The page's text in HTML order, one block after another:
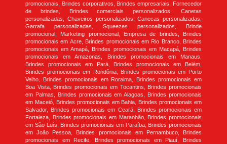
promocionais, Brindes corporativos, Brindes empresariais, Fornecedor
de brindes, Brindes comerciais personalizados, Canetas
personalizadas, Chaveiros personalizados, Canecas personalizadas,
Garrafa personalizadas, Squeezes personalizados, Brinde
promocional, Marketing promocional, Empresa de brindes, Brindes
promocionais em Acre, Brindes promocionais em Rio Branco, Brindes
promocionais em Amapá, Brindes promocionais em Macapá, Brindes
promocionais em Amazonas, Brindes promocionais em Manaus,
Brindes promocionais em Pará, Brindes promocionais em Belém,
Brindes promocionais em Rondônia, Brindes promocionais em Porto
Velho, Brindes promocionais em Roraima, Brindes promocionais em
Boa Vista, Brindes promocionais em Tocantins, Brindes promocionais
em Palmas, Brindes promocionais em Alagoas, Brindes promocionais
em Maceió, Brindes promocionais em Bahia, Brindes promocionais em
Salvador, Brindes promocionais em Ceará, Brindes promocionais em
Fortaleza, Brindes promocionais em Maranhão, Brindes promocionais
em São Luís, Brindes promocionais em Paraíba, Brindes promocionais
em João Pessoa, Brindes promocionais em Pernambuco, Brindes
promocionais em Recife, Brindes promocionais em Piauí, Brindes